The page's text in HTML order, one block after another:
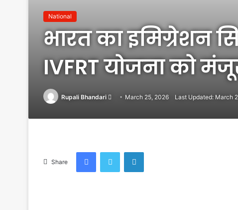
National
भारत का इमिग्रेशन
IVFRT योजना को
Rupali Bhandari
Send
email
March 25, 2026 Last Updated: March
Share
FacebookTwitter LinkedIn